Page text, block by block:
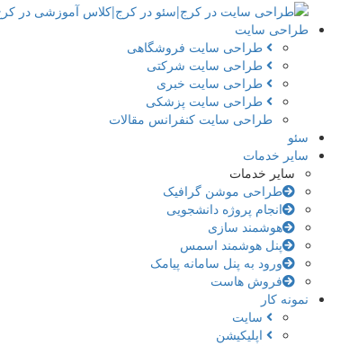
طراحی سایت
طراحی سایت فروشگاهی
طراحی سایت شرکتی
طراحی سایت خبری
طراحی سایت پزشکی
طراحی سایت کنفرانس مقالات
سئو
سایر خدمات
سایر خدمات
طراحی موشن گرافیک
انجام پروژه دانشجویی
هوشمند سازی
پنل هوشمند اسمس
ورود به پنل سامانه پیامک
فروش هاست
نمونه کار
سایت
اپلیکیشن